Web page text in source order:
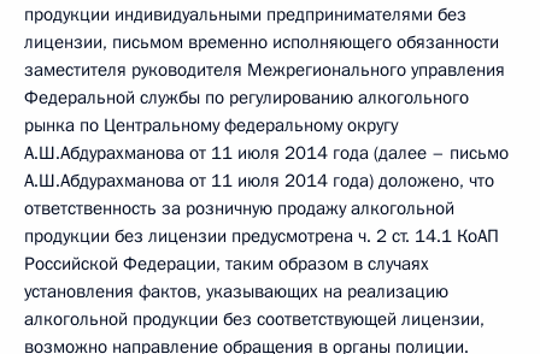
продукции индивидуальными предпринимателями без
лицензии, письмом временно исполняющего обязанности
заместителя руководителя Межрегионального управления
Федеральной службы по регулированию алкогольного
рынка по Центральному федеральному округу
А.Ш.Абдурахманова от 11 июля 2014 года (далее – письмо
А.Ш.Абдурахманова от 11 июля 2014 года) доложено, что
ответственность за розничную продажу алкогольной
продукции без лицензии предусмотрена ч. 2 ст. 14.1 КоАП
Российской Федерации, таким образом в случаях
установления фактов, указывающих на реализацию
алкогольной продукции без соответствующей лицензии,
возможно направление обращения в органы полиции.